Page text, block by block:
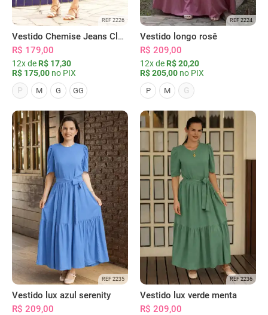
REF 2226
Vestido Chemise Jeans Clássica Serena
R$ 179,00
12x de R$ 17,30
R$ 175,00 no PIX
P
M G GG
REF 2224
Vestido longo rosê
R$ 209,00
12x de R$ 20,20
R$ 205,00 no PIX
P M G
REF 2235
Vestido lux azul serenity
R$ 209,00
REF 2236
Vestido lux verde menta
R$ 209,00